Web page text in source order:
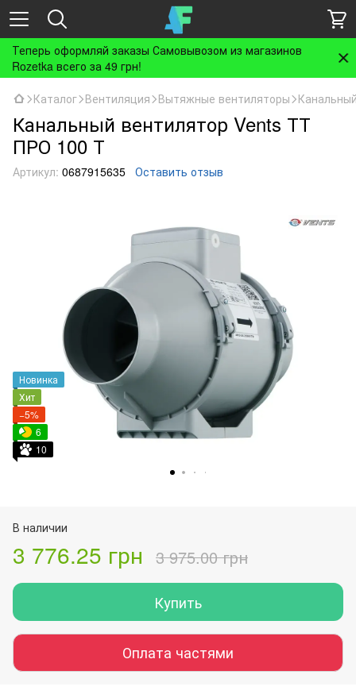
Теперь оформляй заказы Самовывозом из магазинов
Rozetka всего за 49 грн!
Каталог Вентиляция Вытяжные вентиляторы
Канальный вентилятор Vents ТТ
ПРО 100 Т
Артикул: 0687915635 Оставить отзыв
Новинка
Хит
−5%
6
10
В наличии
3 776.25 грн 3 975.00 грн
Купить
Оплата частями